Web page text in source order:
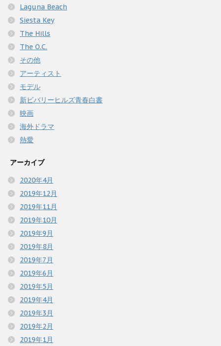
Laguna Beach
Siesta Key
The Hills
The O.C.
その他
アーティスト
モデル
新ビバリーヒルズ青春白書
映画
海外ドラマ
熱愛
アーカイブ
2020年4月
2019年12月
2019年11月
2019年10月
2019年9月
2019年8月
2019年7月
2019年6月
2019年5月
2019年4月
2019年3月
2019年2月
2019年1月